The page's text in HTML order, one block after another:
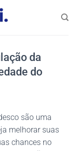
da
do
são uma
melhorar suas
chances no